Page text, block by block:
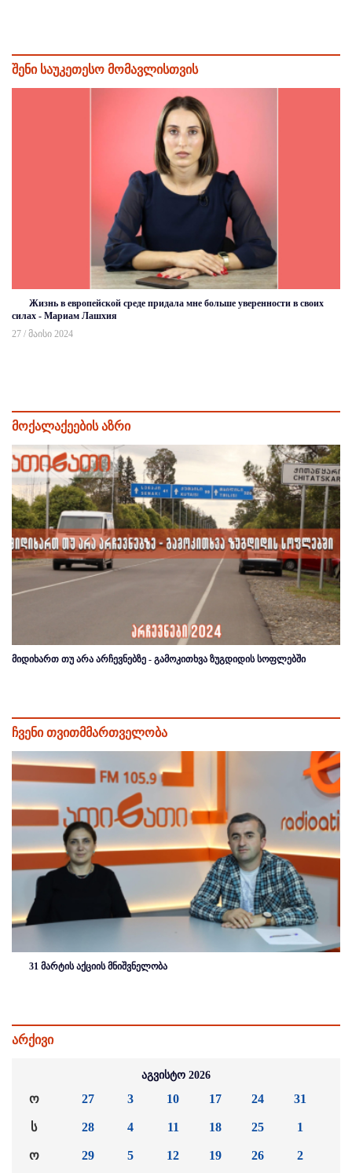
შენი საუკეთესო მომავლისთვის
Жизнь в европейской среде придала мне больше уверенности в своих
силах - Мариам Лашхия
27 / მაისი 2024
მოქალაქეების აზრი
მიდიხართ თუ არა არჩევნებზე - გამოკითხვა ზუგდიდის სოფლებში
ჩვენი თვითმმართველობა
31 მარტის აქციის მნიშვნელობა
არქივი
აგვისტო 2026
ო
ს
ო
27
28
29
3
4
5
10
11
12
17
18
19
24
25
26
31
1
2